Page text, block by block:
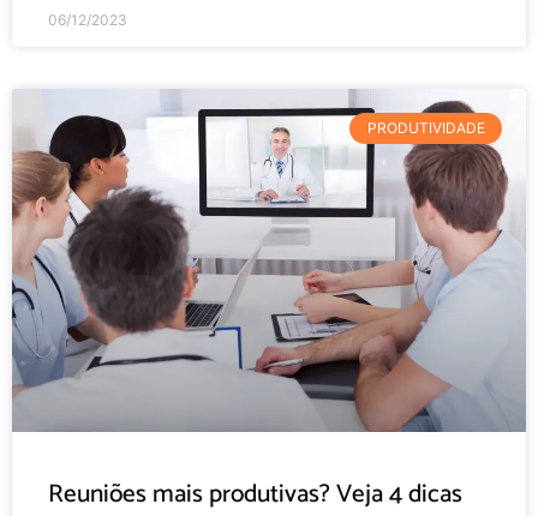
06/12/2023
PRODUTIVIDADE
Reuniões mais produtivas? Veja 4 dicas